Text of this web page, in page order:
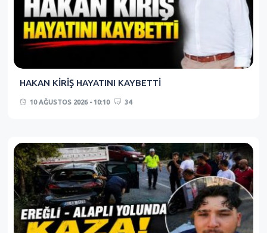
HAKAN KİRİŞ HAYATINI KAYBETTİ
10 AĞUSTOS 2026 - 10:10 34